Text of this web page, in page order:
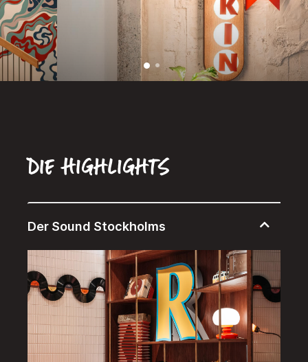
Die Highlights